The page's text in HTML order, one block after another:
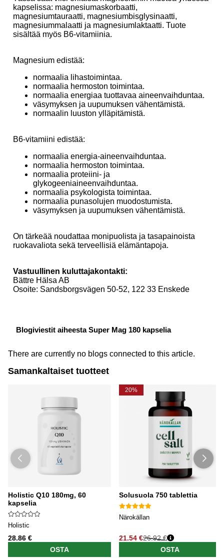
kapselissa: magnesiumaskorbaatti,
magnesiumtauraatti, magnesiumbisglysinaatti,
magnesiummalaatti ja magnesiumlaktaatti. Tuote
sisältää myös B6-vitamiinia.
Magnesium edistää:
normaalia lihastoimintaa.
normaalia hermoston toimintaa.
normaalia energiaa tuottavaa aineenvaihduntaa.
väsymyksen ja uupumuksen vähentämistä.
normaalin luuston ylläpitämistä.
B6-vitamiini edistää:
normaalia energia-aineenvaihduntaa.
normaalia hermoston toimintaa.
normaalia proteiini- ja
glykogeeniaineenvaihduntaa.
normaalia psykologista toimintaa.
normaalia punasolujen muodostumista.
väsymyksen ja uupumuksen vähentämistä.
On tärkeää noudattaa monipuolista ja tasapainoista
ruokavaliota sekä terveellisiä elämäntapoja.
Vastuullinen kuluttajakontakti:
Bättre Hälsa AB
Osoite: Sandsborgsvägen 50-52, 122 33 Enskede
Blogiviestit aiheesta Super Mag 180 kapselia
There are currently no blogs connected to this article.
Samankaltaiset tuotteet
Holistic Q10 180mg, 60
kapselia
Holistic
28.86 €
OSTA
20%
Solusuola 750 tablettia
Närokällan
21.54 €26.92 €
OSTA